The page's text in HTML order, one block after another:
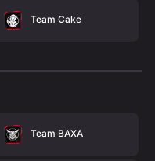
Team Cake
Team BAXA